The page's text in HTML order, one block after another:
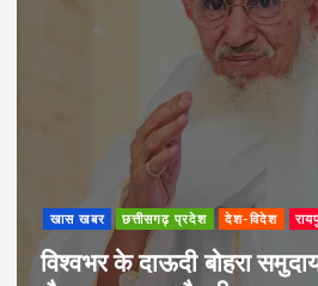
खास खबर छत्तीसगढ़ प्रदेश देश-विदेश
विश्वभर के दाऊदी बोहरा